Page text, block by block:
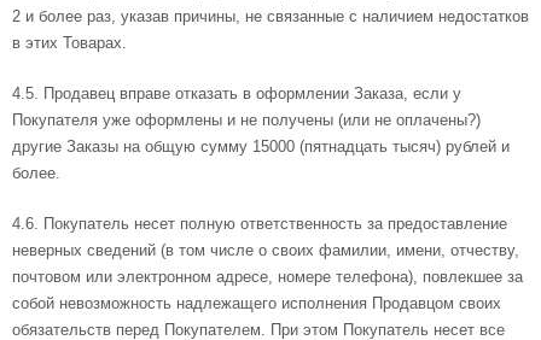
2 и более раз, указав причины, не связанные с наличием недостатков
в этих Товарах.
4.5. Продавец вправе отказать в оформлении Заказа, если у
Покупателя уже оформлены и не получены (или не оплачены?)
другие Заказы на общую сумму 15000 (пятнадцать тысяч) рублей и
более.
4.6. Покупатель несет полную ответственность за предоставление
неверных сведений (в том числе о своих фамилии, имени, отчеству,
почтовом или электронном адресе, номере телефона), повлекшее за
собой невозможность надлежащего исполнения Продавцом своих
обязательств перед Покупателем. При этом Покупатель несет все